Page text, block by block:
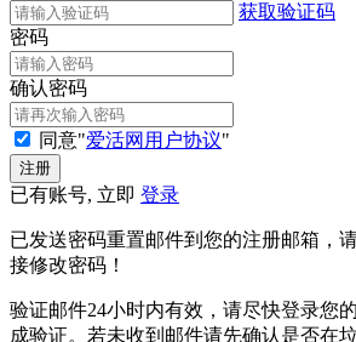
获取验证码
密码
确认密码
同意"爱活网用户协议"
已有账号, 立即 登录
已发送密码重置邮件到您的注册邮箱，
接修改密码！
验证邮件24小时内有效，请尽快登录您
成验证。若未收到邮件请先确认是否在